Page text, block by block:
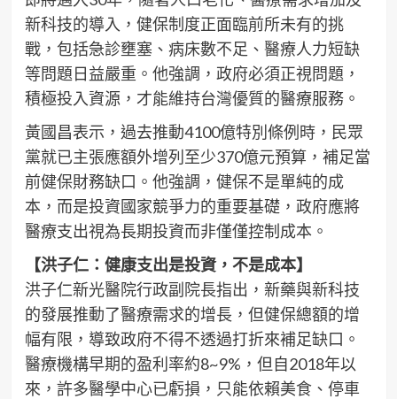
新科技的導入，健保制度正面臨前所未有的挑
戰，包括急診壅塞、病床數不足、醫療人力短缺
等問題日益嚴重。他強調，政府必須正視問題，
積極投入資源，才能維持台灣優質的醫療服務。
黃國昌表示，過去推動4100億特別條例時，民眾
黨就已主張應額外增列至少370億元預算，補足當
前健保財務缺口。他強調，健保不是單純的成
本，而是投資國家競爭力的重要基礎，政府應將
醫療支出視為長期投資而非僅僅控制成本。
【洪子仁：健康支出是投資，不是成本】
洪子仁新光醫院行政副院長指出，新藥與新科技
的發展推動了醫療需求的增長，但健保總額的增
幅有限，導致政府不得不透過打折來補足缺口。
醫療機構早期的盈利率約8~9%，但自2018年以
來，許多醫學中心已虧損，只能依賴美食、停車